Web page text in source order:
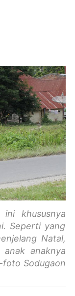
khususnya
Seperti yang
Natal,
anaknya
foto Sodugaon